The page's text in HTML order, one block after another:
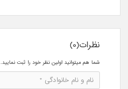
نظرات(0)
شما هم میتوانید اولین نظر خود را ثبت نمایید.